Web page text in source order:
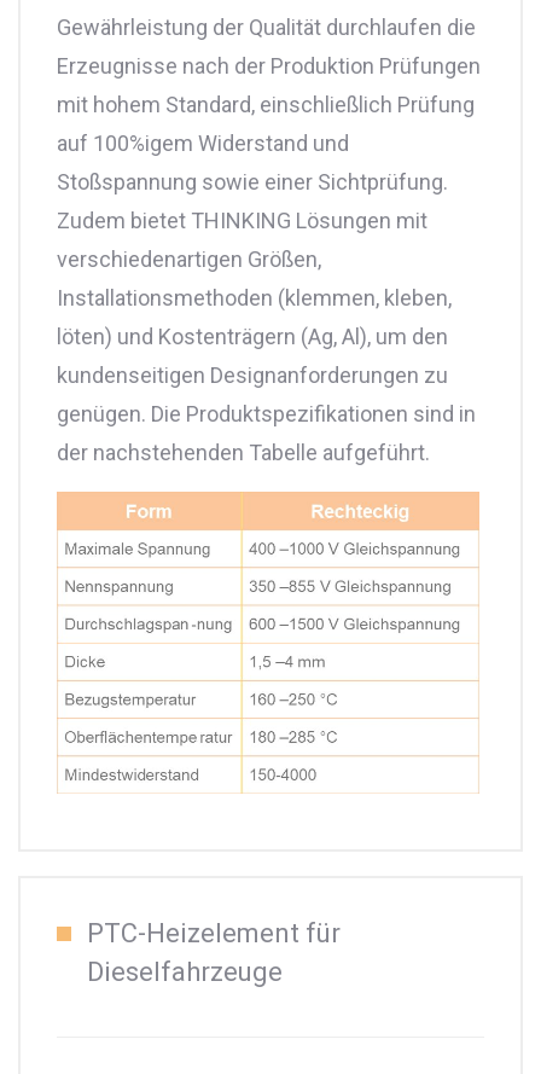
Gewährleistung der Qualität durchlaufen die
Erzeugnisse nach der Produktion Prüfungen
mit hohem Standard, einschließlich Prüfung
auf 100%igem Widerstand und
Stoßspannung sowie einer Sichtprüfung.
Zudem bietet THINKING Lösungen mit
verschiedenartigen Größen,
Installationsmethoden (klemmen, kleben,
löten) und Kostenträgern (Ag, Al), um den
kundenseitigen Designanforderungen zu
genügen. Die Produktspezifikationen sind in
der nachstehenden Tabelle aufgeführt.
PTC-Heizelement für
Dieselfahrzeuge